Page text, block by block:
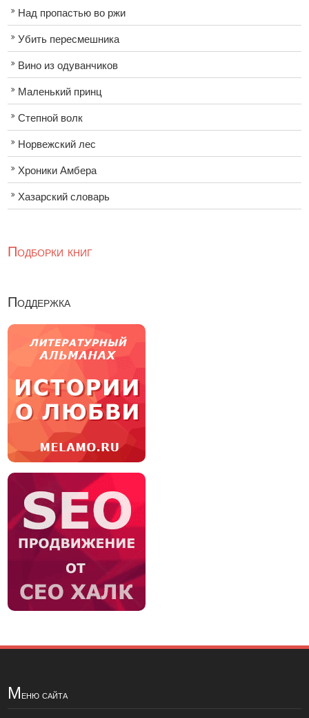
Над пропастью во ржи
Убить пересмешника
Вино из одуванчиков
Маленький принц
Степной волк
Норвежский лес
Хроники Амбера
Хазарский словарь
Подборки книг
Поддержка
Меню сайта